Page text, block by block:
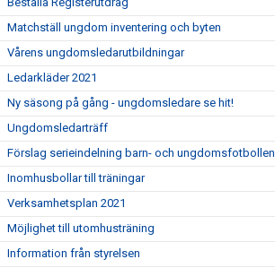
Matchställ ungdom inventering och byten
Vårens ungdomsledarutbildningar
Ledarkläder 2021
Ny säsong på gång - ungdomsledare se hit!
Ungdomsledarträff
Förslag serieindelning barn- och ungdomsfotbollen
Inomhusbollar till träningar
Verksamhetsplan 2021
Möjlighet till utomhusträning
Information från styrelsen